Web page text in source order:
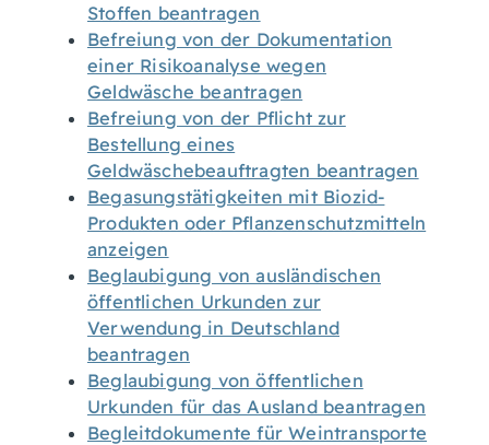
Stoffen beantragen
Befreiung von der Dokumentation
einer Risikoanalyse wegen
Geldwäsche beantragen
Befreiung von der Pflicht zur
Bestellung eines
Geldwäschebeauftragten beantragen
Begasungstätigkeiten mit Biozid-
Produkten oder Pflanzenschutzmitteln
anzeigen
Beglaubigung von ausländischen
öffentlichen Urkunden zur
Verwendung in Deutschland
beantragen
Beglaubigung von öffentlichen
Urkunden für das Ausland beantragen
Begleitdokumente für Weintransporte